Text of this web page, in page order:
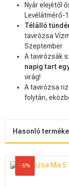
Nyár elejétől
Levélátmérő-
Télálló
tavirózsa
Szeptember
A tavirózsák
napig tart
virág!
A tavirózsa
folytán,
Hasonló
-5%